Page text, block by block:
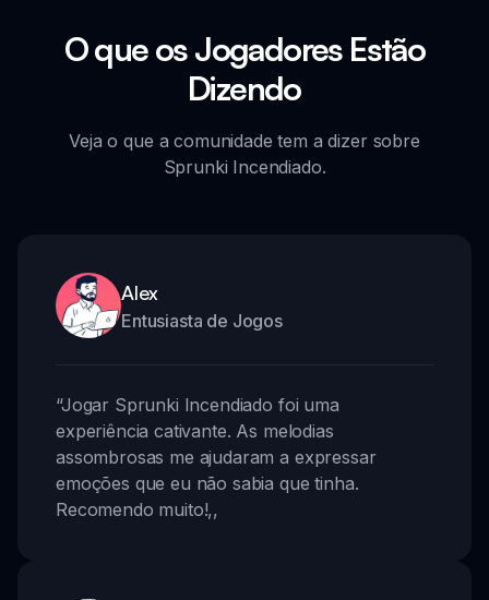
O que os Jogadores Estão
Dizendo
Veja o que a comunidade tem a dizer sobre
Sprunki Incendiado.
Alex
Entusiasta de Jogos
“Jogar Sprunki Incendiado foi uma
experiência cativante. As melodias
assombrosas me ajudaram a expressar
emoções que eu não sabia que tinha.
Recomendo muito!,,